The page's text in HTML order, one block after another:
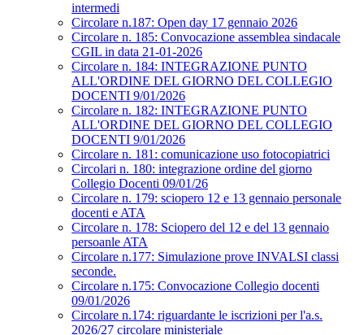
intermedi
Circolare n.187: Open day 17 gennaio 2026
Circolare n. 185: Convocazione assemblea sindacale
CGIL in data 21-01-2026
Circolare n. 184: INTEGRAZIONE PUNTO
ALL'ORDINE DEL GIORNO DEL COLLEGIO
DOCENTI 9/01/2026
Circolare n. 182: INTEGRAZIONE PUNTO
ALL'ORDINE DEL GIORNO DEL COLLEGIO
DOCENTI 9/01/2026
Circolare n. 181: comunicazione uso fotocopiatrici
Circolari n. 180: integrazione ordine del giorno
Collegio Docenti 09/01/26
Circolare n. 179: sciopero 12 e 13 gennaio personale
docenti e ATA
Circolare n. 178: Sciopero del 12 e del 13 gennaio
persoanle ATA
Circolare n.177: Simulazione prove INVALSI classi
seconde.
Circolare n.175: Convocazione Collegio docenti
09/01/2026
Circolare n.174: riguardante le iscrizioni per l'a.s.
2026/27 circolare ministeriale